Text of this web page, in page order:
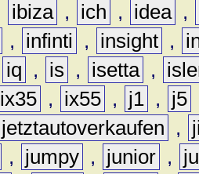
ibiza , ich , idea ,
, infinti , insight ,
iq , is , isetta ,
ix35 , ix55 , j1 , j5
jetztautoverkaufen ,
, jumpy , junior ,